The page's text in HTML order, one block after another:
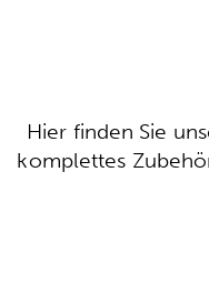
Hier finden Sie
komplettes